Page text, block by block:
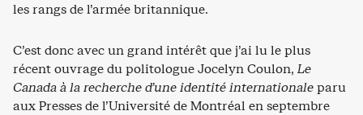
les rangs de l’armée britannique.
C’est donc avec un grand intérêt que j’ai lu le plus
récent ouvrage du politologue Jocelyn Coulon, Le
Canada à la recherche d’une identité internationaleparu
aux Presses de l’Université de Montréal en septembre